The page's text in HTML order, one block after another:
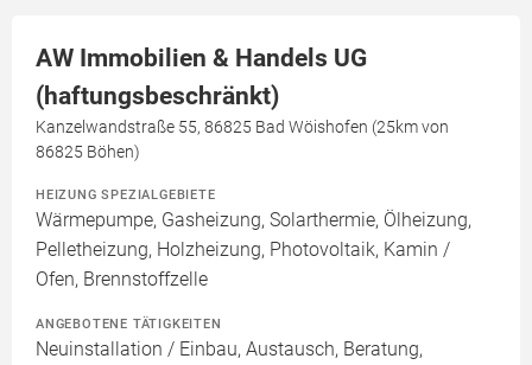
AW Immobilien & Handels UG
(haftungsbeschränkt)
Kanzelwandstraße 55, 86825 Bad Wöishofen (25km von
86825 Böhen)
HEIZUNG SPEZIALGEBIETE
Wärmepumpe, Gasheizung, Solarthermie, Ölheizung,
Pelletheizung, Holzheizung, Photovoltaik, Kamin /
Ofen, Brennstoffzelle
ANGEBOTENE TÄTIGKEITEN
Neuinstallation / Einbau, Austausch, Beratung,